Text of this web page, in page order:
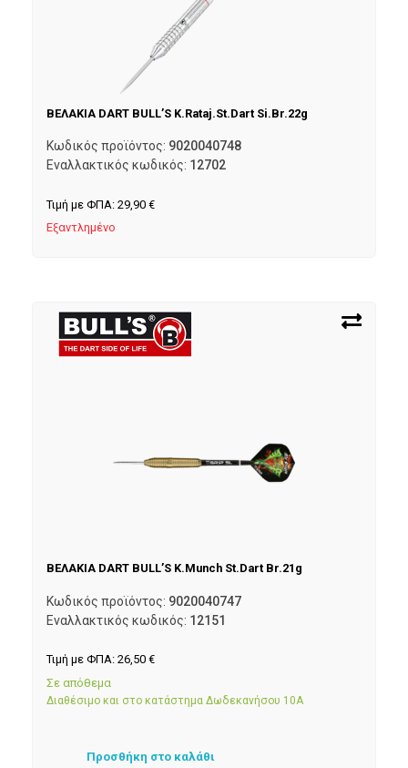
ΒΕΛΑΚΙΑ DART BULL’S K.Rataj.St.Dart Si.Br.22g
Κωδικός προϊόντος: 9020040748
Εναλλακτικός κωδικός: 12702
Τιμή με ΦΠΑ: 29,90 €
Εξαντλημένο
ΒΕΛΑΚΙΑ DART BULL’S K.Munch St.Dart Br.21g
Κωδικός προϊόντος: 9020040747
Εναλλακτικός κωδικός: 12151
Τιμή με ΦΠΑ: 26,50 €
Σε απόθεμα
Διαθέσιμο και στο κατάστημα Δωδεκανήσου 10Α
Προσθήκη στο καλάθι